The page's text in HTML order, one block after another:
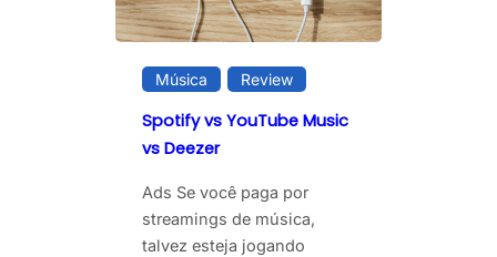
Música Review
Spotify vs YouTube Music
vs Deezer
Ads Se você paga por
streamings de música,
talvez esteja jogando